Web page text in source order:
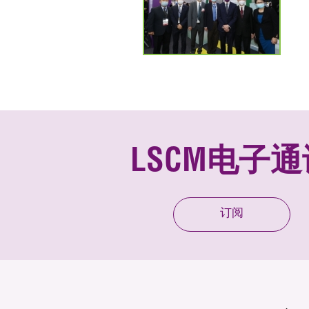
LSCM电子
订阅